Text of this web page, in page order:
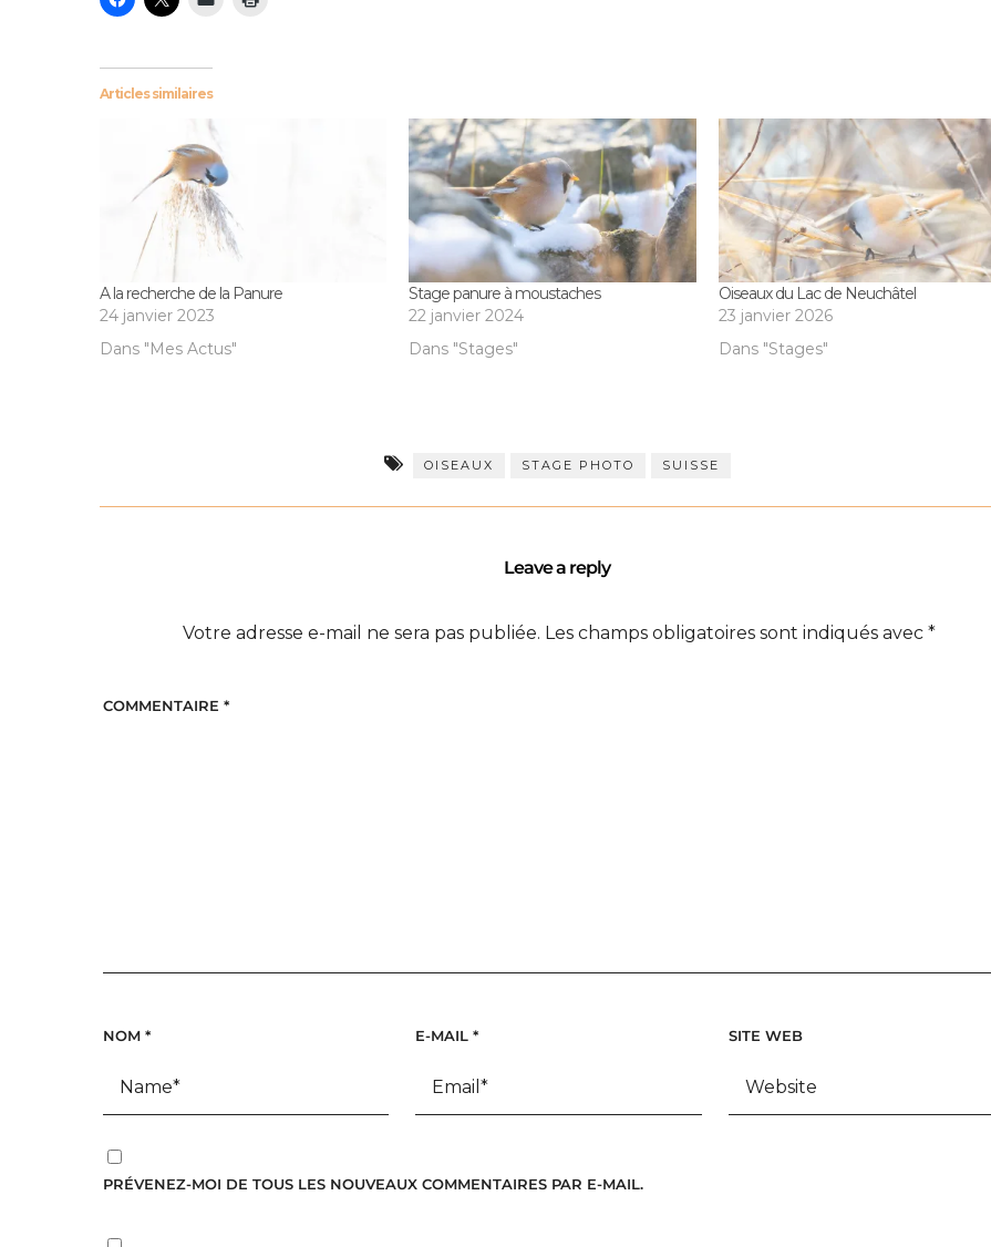
Articles similaires
A la recherche de la Panure
24 janvier 2023
Dans "Mes Actus"
Stage panure à moustaches
22 janvier 2024
Dans "Stages"
Oiseaux du Lac de Neuchâtel
23 janvier 2026
Dans "Stages"
OISEAUX STAGE PHOTO SUISSE
Leave a reply
Votre adresse e-mail ne sera pas publiée. Les champs obligatoires sont indiqués avec *
COMMENTAIRE *
NOM * E-MAIL* SITE WEB
PRÉVENEZ-MOI DE TOUS LES NOUVEAUX COMMENTAIRES PAR E-MAIL.